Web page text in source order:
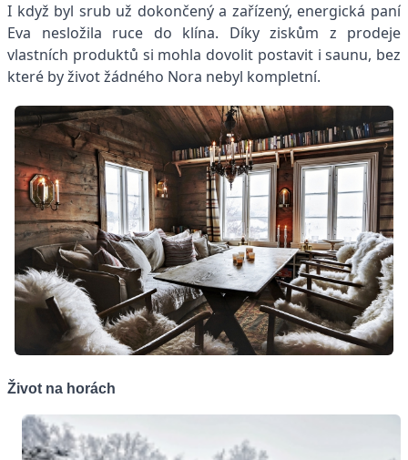
I když byl srub už dokončený a zařízený, energická paní
Eva nesložila ruce do klína. Díky ziskům z prodeje
vlastních produktů si mohla dovolit postavit i saunu, bez
které by život žádného Nora nebyl kompletní.
Život na horách